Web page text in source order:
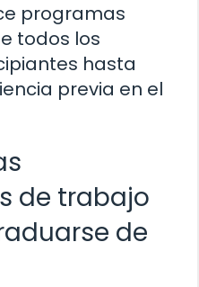
programas
todos los
hasta
previa en el
de trabajo
de